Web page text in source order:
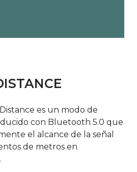
es un modo de
con Bluetooth 5.0 que
el alcance de la señal
de metros en